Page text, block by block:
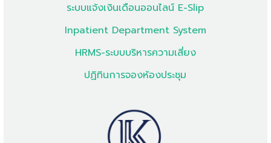
ระบบแจ้งเงินเดือนออนไลน์ E-Slip
Inpatient Department System
HRMS-ระบบบริหารความเสี่ยง
ปฏิทินการจองห้องประชุม